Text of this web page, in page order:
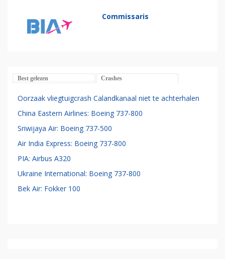
Commissaris
Best gelezen Crashes
Oorzaak vliegtuigcrash Calandkanaal niet te achterhalen
China Eastern Airlines: Boeing 737-800
Sriwijaya Air: Boeing 737-500
Air India Express: Boeing 737-800
PIA: Airbus A320
Ukraine International: Boeing 737-800
Bek Air: Fokker 100